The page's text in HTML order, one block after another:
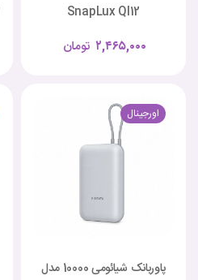
SnapLux Ql12
تومان ۲,۴۶۵,۰۰۰
اورجینال
پاوربانک شیائومی 10000 مدل